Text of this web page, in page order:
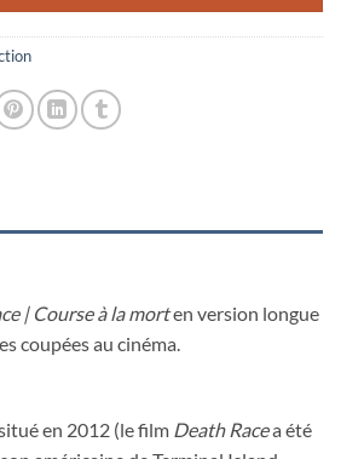
| Course à la morten version longue
coupées au cinéma.
en 2012 (le film Death Racea été